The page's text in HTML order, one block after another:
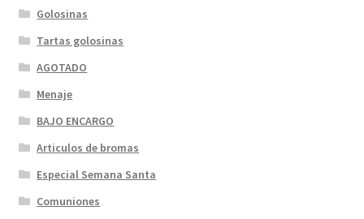
Golosinas
Tartas golosinas
AGOTADO
Menaje
BAJO ENCARGO
Articulos de bromas
Especial Semana Santa
Comuniones